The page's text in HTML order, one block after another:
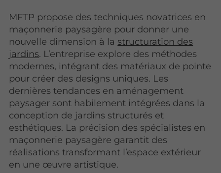
MFTP propose des techniques novatrices en
maçonnerie paysagère pour donner une
nouvelle dimension à la structuration des
jardins. L’entreprise explore des méthodes
modernes, intégrant des matériaux de pointe
pour créer des designs uniques. Les
dernières tendances en aménagement
paysager sont habilement intégrées dans la
conception de jardins structurés et
esthétiques. La précision des spécialistes en
maçonnerie paysagère garantit des
réalisations transformant l’espace extérieur
en une œuvre artistique.